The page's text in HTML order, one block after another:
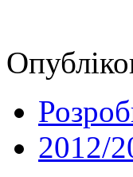
2012/